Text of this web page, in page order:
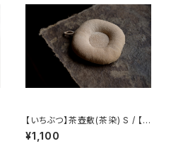
【いちぶつ】茶壺敷(茶染) S / 【Ic
¥1,100